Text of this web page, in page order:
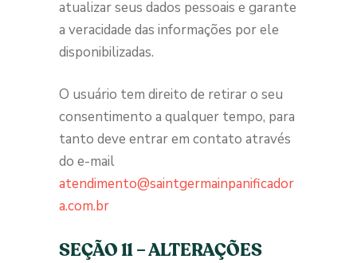
atualizar seus dados pessoais e garante
a veracidade das informações por ele
disponibilizadas.
O usuário tem direito de retirar o seu
consentimento a qualquer tempo, para
tanto deve entrar em contato através
do e-mail
atendimento@saintgermainpanificador
a.com.br
SEÇÃO 11 – ALTERAÇÕES